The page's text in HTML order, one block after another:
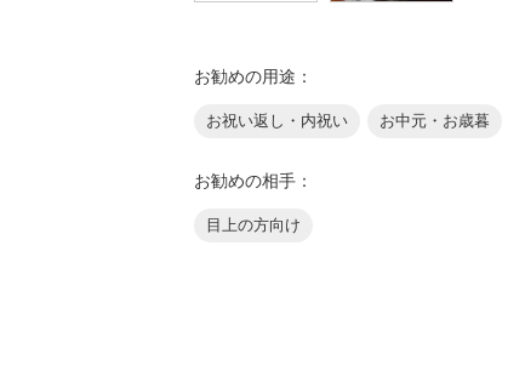
お勧めの用途：
お祝い返し・内祝い お中元・お歳暮
お勧めの相手：
目上の方向け